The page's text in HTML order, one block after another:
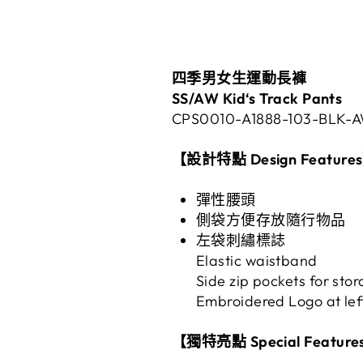
四季男女生運動長褲
SS/AW Kid‘s Track Pants
CPS0010-A1888-103-BLK-
【設計特點 Design Features
彈性腰頭
側袋方便存放隨行物品
左袋刺繡標誌
Elastic waistband
Side zip pockets for
Embroidered Logo at
【獨特亮點 Special Features